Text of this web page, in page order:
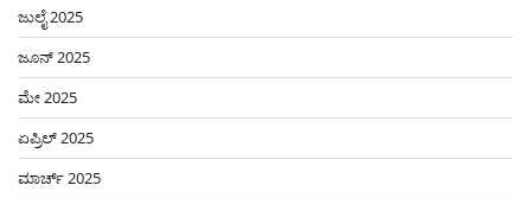
ಜುಲೈ 2025
ಜೂನ್ 2025
ಮೇ 2025
ಏಪ್ರಿಲ್ 2025
ಮಾರ್ಚ್ 2025